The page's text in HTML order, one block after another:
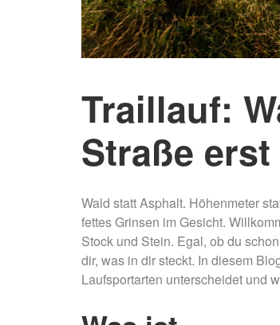
Traillauf:
Straße
Wald statt Asphalt. Höhenmeter
fettes Grinsen im Gesicht.
Stock und Stein. Egal, ob du
dir, was in dir steckt. In diesem
Laufsportarten unterscheidet und